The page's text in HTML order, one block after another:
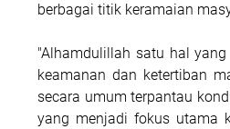
berbagai titik keramaian
"Alhamdulillah satu hal
keamanan dan ketertiban
secara umum terpantau
yang menjadi fokus utama